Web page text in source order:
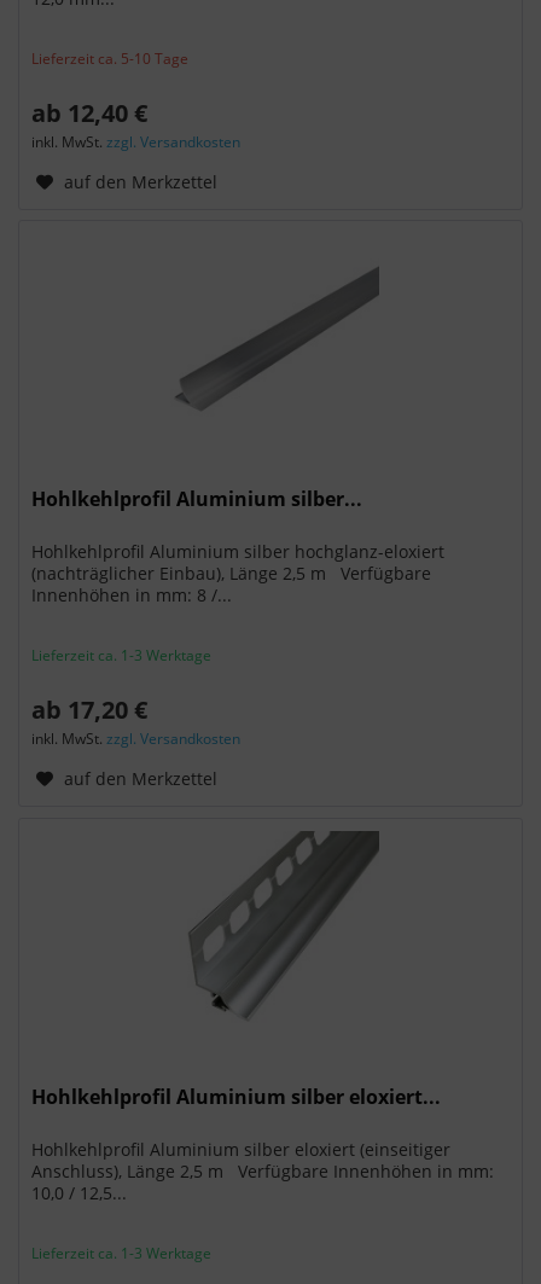
Lieferzeit ca. 5-10 Tage
ab 12,40 €
inkl. MwSt.zzgl. Versandkosten
auf den Merkzettel
Hohlkehlprofil Aluminium silber...
Hohlkehlprofil Aluminium silber hochglanz-eloxiert
(nachträglicher Einbau), Länge 2,5 m Verfügbare
Innenhöhen in mm: 8 /...
Lieferzeit ca. 1-3 Werktage
ab 17,20 €
inkl. MwSt.zzgl. Versandkosten
auf den Merkzettel
Hohlkehlprofil Aluminium silber eloxiert...
Hohlkehlprofil Aluminium silber eloxiert (einseitiger
Anschluss), Länge 2,5 m Verfügbare Innenhöhen in mm:
10,0 / 12,5...
Lieferzeit ca. 1-3 Werktage